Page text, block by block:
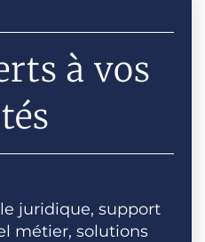
à vos
juridique, support
métier, solutions